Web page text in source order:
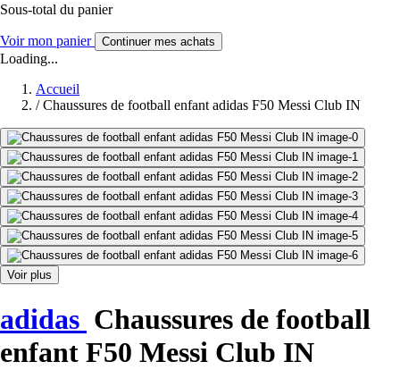
Sous-total du panier
Voir mon panier Continuer mes achats
Loading...
Accueil
/ Chaussures de football enfant adidas F50 Messi Club IN
Voir plus
adidas Chaussures de football
enfant F50 Messi Club IN